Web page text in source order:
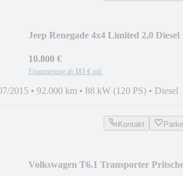
Jeep Renegade 4x4 Limited 2,0 Diesel
10.800 €
Finanzierung ab 115 € mtl.
2015 • 92.000 km • 88 kW (120 PS) • Diesel
Kontakt
Volkswagen T6.1 Transporter